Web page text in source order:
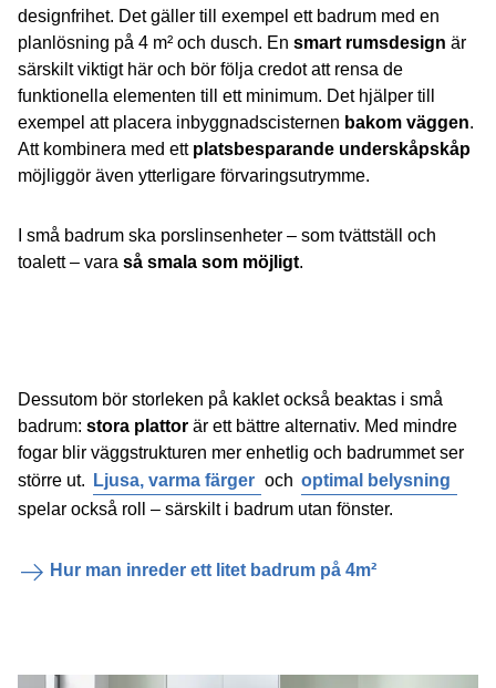
designfrihet. Det gäller till exempel ett badrum med en
planlösning på 4 m² och dusch. En smart rumsdesign är
särskilt viktigt här och bör följa credot att rensa de
funktionella elementen till ett minimum. Det hjälper till
exempel att placera inbyggnadscisternen bakom väggen.
Att kombinera med ett platsbesparande underskåpskåp
möjliggör även ytterligare förvaringsutrymme.
I små badrum ska porslinsenheter – som tvättställ och
toalett – vara så smala som möjligt.
Dessutom bör storleken på kaklet också beaktas i små
badrum: stora plattor är ett bättre alternativ. Med mindre
fogar blir väggstrukturen mer enhetlig och badrummet ser
större ut.
Ljusa, varma färger och optimal belysning
spelar också roll – särskilt i badrum utan fönster.
Hur man inreder ett litet badrum på 4m²